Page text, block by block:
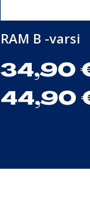
RAM B -varsi
34,90
44,90